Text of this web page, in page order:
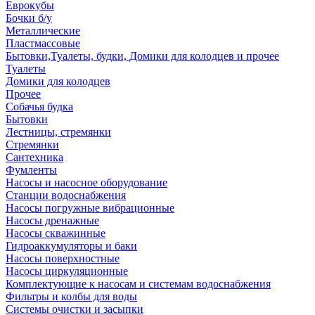
Еврокубы
Бочки б/у
Металлические
Пластмассовые
Бытовки,Туалеты, будки, Домики для колодцев и прочее
Туалеты
Домики для колодцев
Прочее
Собачья будка
Бытовки
Лестницы, стремянки
Стремянки
Сантехника
Фумленты
Насосы и насосное оборудование
Станции водоснабжения
Насосы погружные вибрационные
Насосы дренажные
Насосы скважинные
Гидроаккумуляторы и баки
Насосы поверхностные
Насосы циркуляционные
Комплектующие к насосам и системам водоснабжения
Фильтры и колбы для воды
Системы очистки и засыпки